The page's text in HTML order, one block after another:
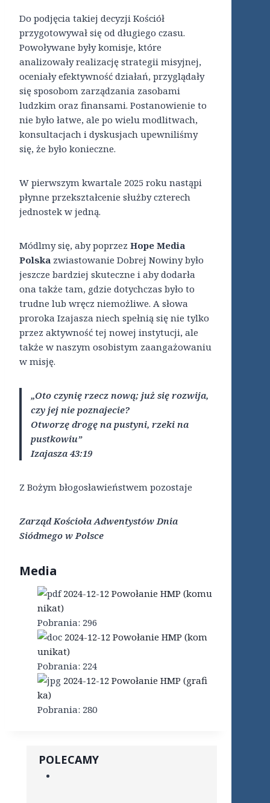
Do podjęcia takiej decyzji Kościół
przygotowywał się od długiego czasu.
Powoływane były komisje, które
analizowały realizację strategii misyjnej,
oceniały efektywność działań, przyglądały
się sposobom zarządzania zasobami
ludzkim oraz finansami. Postanowienie to
nie było łatwe, ale po wielu modlitwach,
konsultacjach i dyskusjach upewniliśmy
się, że było konieczne.
W pierwszym kwartale 2025 roku nastąpi
płynne przekształcenie służby czterech
jednostek w jedną.
Módlmy się, aby poprzez Hope Media
Polska zwiastowanie Dobrej Nowiny było
jeszcze bardziej skuteczne i aby dodarła
ona także tam, gdzie dotychczas było to
trudne lub wręcz niemożliwe. A słowa
proroka Izajasza niech spełnią się nie tylko
przez aktywność tej nowej instytucji, ale
także w naszym osobistym zaangażowaniu
w misję.
„Oto czynię rzecz nową; już się rozwija,
czy jej nie poznajecie?
Otworzę drogę na pustyni, rzeki na
pustkowiu”
Izajasza 43:19
Z Bożym błogosławieństwem pozostaje
Zarząd Kościoła Adwentystów Dnia
Siódmego w Polsce
Media
2024-12-12 Powołanie HMP (komu
nikat)
Pobrania: 296
2024-12-12 Powołanie HMP (kom
unikat)
Pobrania: 224
2024-12-12 Powołanie HMP (grafi
ka)
Pobrania: 280
POLECAMY